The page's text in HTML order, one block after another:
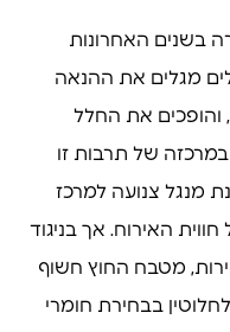
בשנים האחרונות
מגלים את ההנאה
והופכים את החלל
של תרבות זו
מנגל צנועה למרכז
האירוח. אך בניגוד
מטבח החוץ חשוף
בבחירת חומרי